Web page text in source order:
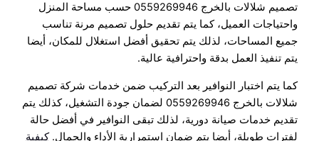
تصميم شلالات بالخرج 0559269946 حسب مساحة المنزل
واحتياجات العميل، كما يتم تقديم حلول تصميم مرنة تناسب
جميع المساحات، لذلك يتم تحقيق أفضل استغلال للمكان، أيضا
يتم تنفيذ العمل بدقة واحترافية عالية.
كما يتم اختبار النوافير بعد التركيب ضمن خدمات شركة تصميم
شلالات بالخرج 0559269946 لضمان جودة التشغيل، كذلك يتم
تقديم خدمات صيانة دورية، لذلك تبقى النوافير في أفضل حالة
لفترات طويلة، أيضا يتم ضمان استمرارية الأداء والجمال.كيفية